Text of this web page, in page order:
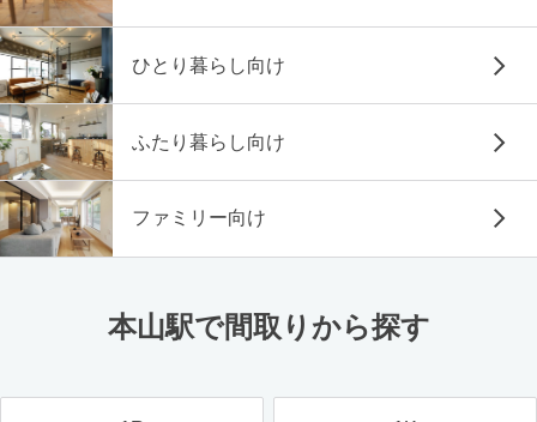
ひとり暮らし向け
ふたり暮らし向け
ファミリー向け
本山駅で間取りから探す